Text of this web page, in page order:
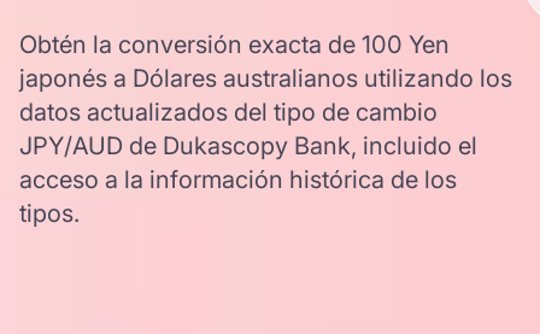
Obtén la conversión exacta de 100 Yen
japonés a Dólares australianos utilizando los
datos actualizados del tipo de cambio
JPY/AUD de Dukascopy Bank, incluido el
acceso a la información histórica de los
tipos.